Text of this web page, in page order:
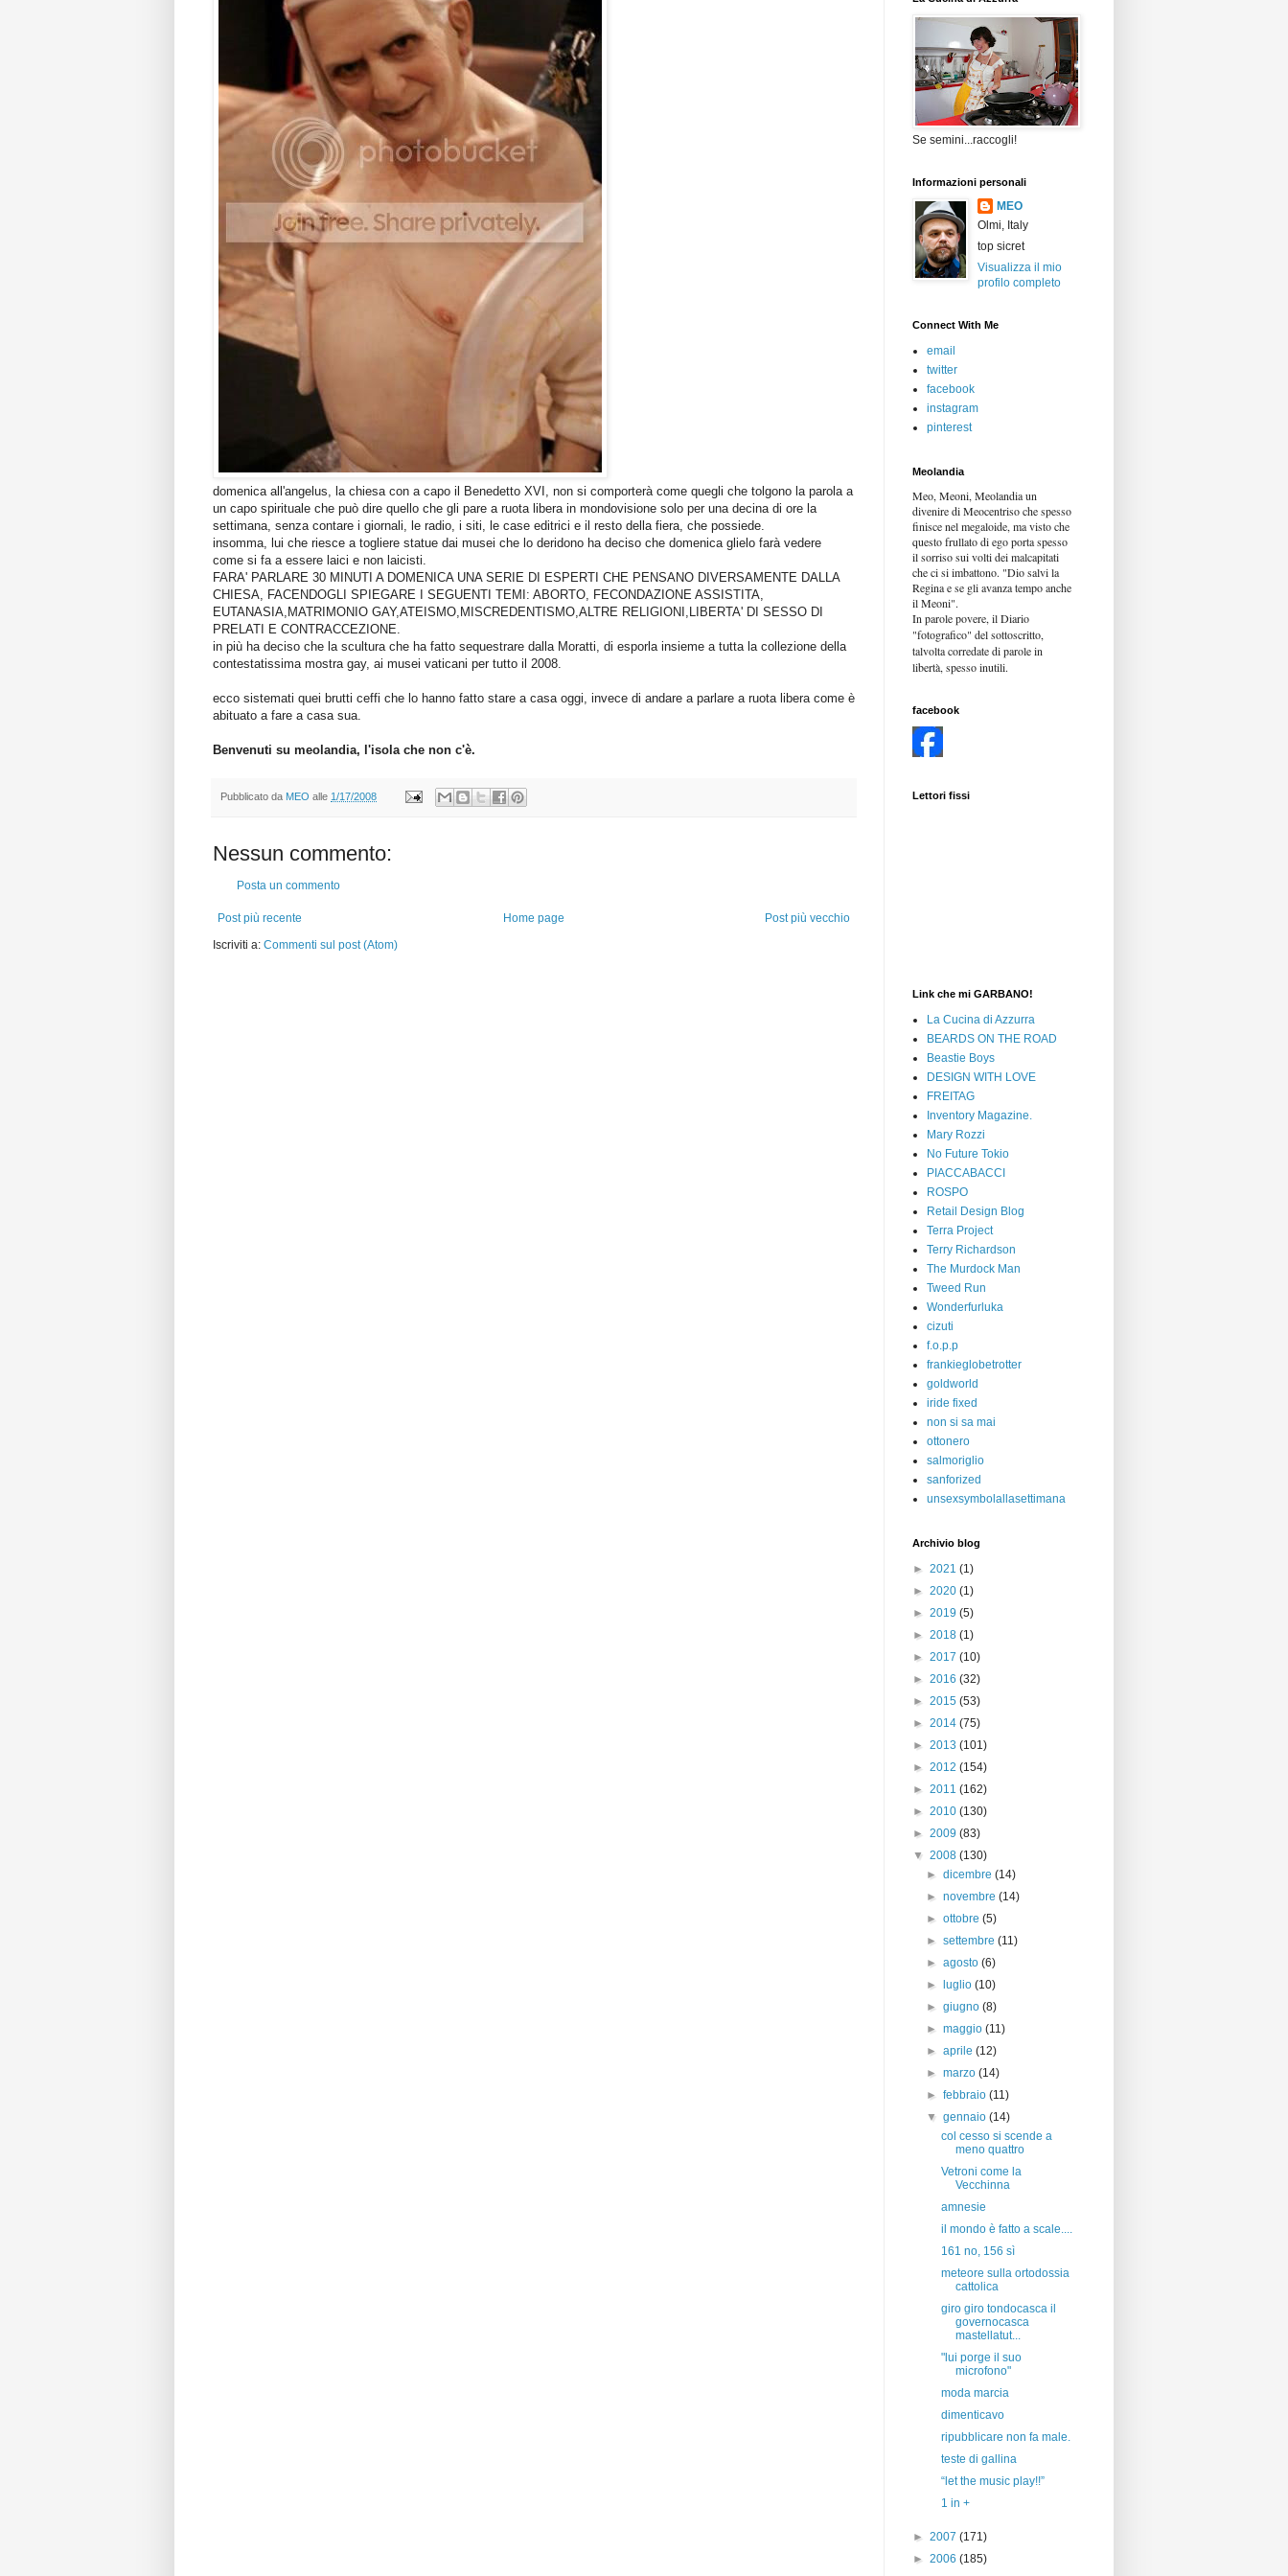
domenica all'angelus, la chiesa con a capo il Benedetto XVI, non si comporterà come quegli che tolgono la parola a
un capo spirituale che può dire quello che gli pare a ruota libera in mondovisione solo per una decina di ore la
settimana, senza contare i giornali, le radio, i siti, le case editrici e il resto della fiera, che possiede.
insomma, lui che riesce a togliere statue dai musei che lo deridono ha deciso che domenica glielo farà vedere
come si fa a essere laici e non laicisti.
FARA' PARLARE 30 MINUTI A DOMENICA UNA SERIE DI ESPERTI CHE PENSANO DIVERSAMENTE DALLA
CHIESA, FACENDOGLI SPIEGARE I SEGUENTI TEMI: ABORTO, FECONDAZIONE ASSISTITA,
EUTANASIA,MATRIMONIO GAY,ATEISMO,MISCREDENTISMO,ALTRE RELIGIONI,LIBERTA' DI SESSO DI
PRELATI E CONTRACCEZIONE.
in più ha deciso che la scultura che ha fatto sequestrare dalla Moratti, di esporla insieme a tutta la collezione della
contestatissima mostra gay, ai musei vaticani per tutto il 2008.
ecco sistemati quei brutti ceffi che lo hanno fatto stare a casa oggi, invece di andare a parlare a ruota libera come è
abituato a fare a casa sua.
Benvenuti su meolandia, l'isola che non c'è.
Pubblicato da MEO alle 1/17/2008
Nessun commento:
Posta un commento
Post più recente Post più vecchio
Home page
Iscriviti a: Commenti sul post (Atom)
Se semini...raccogli!
Informazioni personali
MEO
Olmi, Italy
top sicret
Visualizza il mio
profilo completo
Connect With Me
email
twitter
facebook
instagram
pinterest
Meolandia
Meo, Meoni, Meolandia un
divenire di Meocentriso che spesso
finisce nel megaloide, ma visto che
questo frullato di ego porta spesso
il sorriso sui volti dei malcapitati
che ci si imbattono. "Dio salvi la
Regina e se gli avanza tempo anche
il Meoni".
In parole povere, il Diario
"fotografico" del sottoscritto,
talvolta corredate di parole in
libertà, spesso inutili.
facebook
Lettori fissi
Link che mi GARBANO!
La Cucina di Azzurra
BEARDS ON THE ROAD
Beastie Boys
DESIGN WITH LOVE
FREITAG
Inventory Magazine.
Mary Rozzi
No Future Tokio
PIACCABACCI
ROSPO
Retail Design Blog
Terra Project
Terry Richardson
The Murdock Man
Tweed Run
Wonderfurluka
cizuti
f.o.p.p
frankieglobetrotter
goldworld
iride fixed
non si sa mai
ottonero
salmoriglio
sanforized
unsexsymbolallasettimana
Archivio blog
► 2021 (1)
► 2020 (1)
► 2019 (5)
► 2018 (1)
► 2017 (10)
► 2016 (32)
► 2015 (53)
► 2014 (75)
► 2013 (101)
► 2012 (154)
► 2011 (162)
► 2010 (130)
► 2009 (83)
▼ 2008 (130)
►dicembre(14)
►novembre(14)
►ottobre(5)
►settembre(11)
►agosto(6)
►
luglio(10)
►giugno(8)
►maggio(11)
►aprile(12)
►marzo(14)
►febbraio(11)
▼gennaio(14)
col cesso si scende a
meno quattro
Vetroni come la
Vecchinna
amnesie
il mondo è fatto a scale....
161 no, 156 sì
meteore sulla ortodossia
cattolica
giro giro tondocasca il
governocasca
mastellatut...
"lui porge il suo
microfono"
moda marcia
dimenticavo
ripubblicare non fa male.
teste di gallina
“let the music play!!”
1 in +
► 2007 (171)
► 2006 (185)